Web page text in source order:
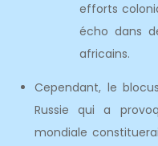
efforts
écho dans
africains.
Cependant, le
Russie qui a
mondiale